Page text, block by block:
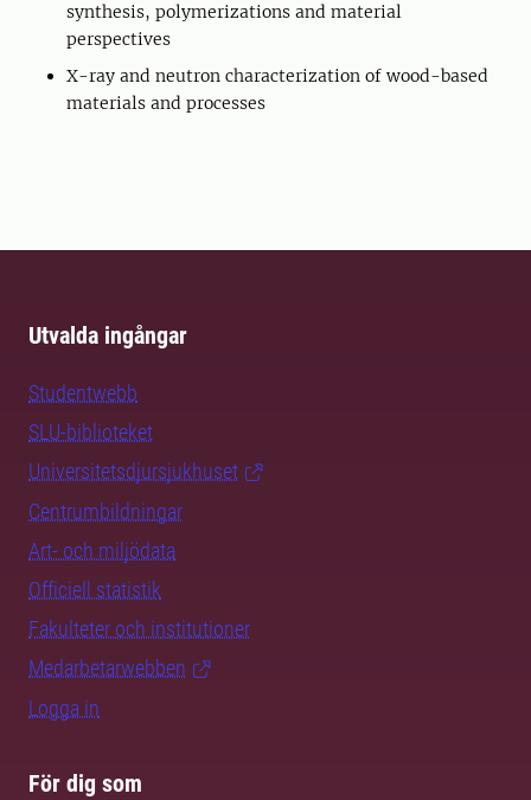
synthesis, polymerizations and material
perspectives
X-ray and neutron characterization of wood-based
materials and processes
Utvalda ingångar
Studentwebb
SLU-biblioteket
Universitetsdjursjukhuset
Centrumbildningar
Art- och miljödata
Officiell statistik
Fakulteter och institutioner
Medarbetarwebben
Logga in
För dig som